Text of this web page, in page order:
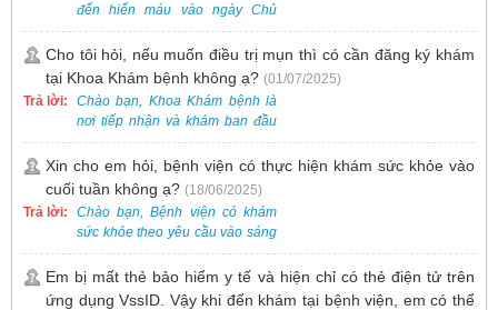
đến hiến máu vào ngày Chủ
Nhật.
Cho tôi hỏi, nếu muốn điều trị mụn thì có cần đăng ký khám
tại Khoa Khám bệnh không ạ? (01/07/2025)
Trả lời:
Chào bạn, Khoa Khám bệnh là
nơi tiếp nhận và khám ban đầu
cho tất cả các trường hợp, bao
gồm cả điều trị mụn. Vì vậy, bạn
cần đăng ký khám tại Khoa
Khám bệnh trước.
Xin cho em hỏi, bệnh viện có thực hiện khám sức khỏe vào
cuối tuần không ạ? (18/06/2025)
Trả lời:
Chào bạn, Bệnh viện có khám
sức khỏe theo yêu cầu vào sáng
thứ Bảy. Nếu bạn có nhu cầu, vui
lòng đặt lịch trước để được sắp
xếp thời gian phù hợp.
Em bị mất thẻ bảo hiểm y tế và hiện chỉ có thẻ điện tử trên
ứng dụng VssID. Vậy khi đến khám tại bệnh viện, em có thể